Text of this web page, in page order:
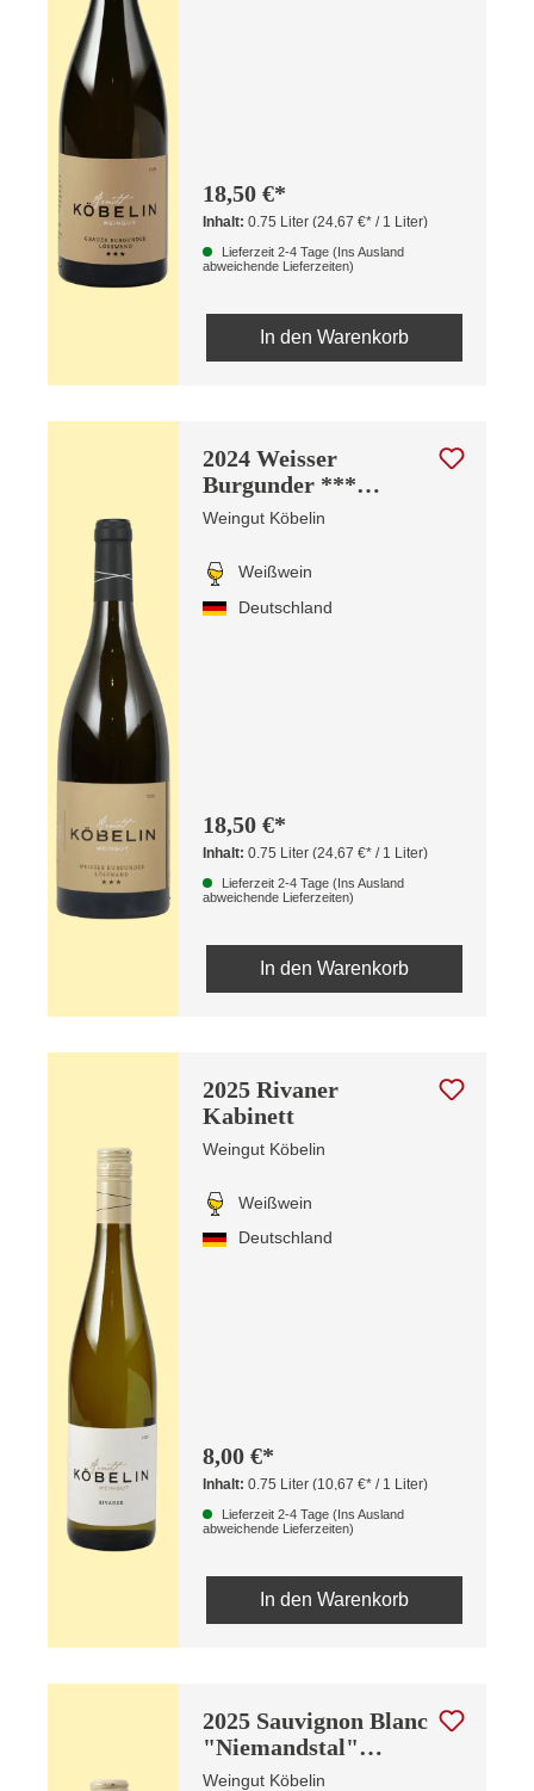
18,50 €*
Inhalt:0.75 Liter(24,67 €* / 1 Liter)
Lieferzeit 2-4 Tage (Ins Ausland
abweichende Lieferzeiten)
In den Warenkorb
2024 Weisser
Burgunder ***
Lösswand Spätlese
Weingut Köbelin
Weißwein
Deutschland
18,50 €*
Inhalt:0.75 Liter(24,67 €* / 1 Liter)
Lieferzeit 2-4 Tage (Ins Ausland
abweichende Lieferzeiten)
In den Warenkorb
2025 Rivaner
Kabinett
Weingut Köbelin
Weißwein
Deutschland
8,00 €*
Inhalt:0.75 Liter(10,67 €* / 1 Liter)
Lieferzeit 2-4 Tage (Ins Ausland
abweichende Lieferzeiten)
In den Warenkorb
2025 Sauvignon Blanc
"Niemandstal"
Kabinett
Weingut Köbelin